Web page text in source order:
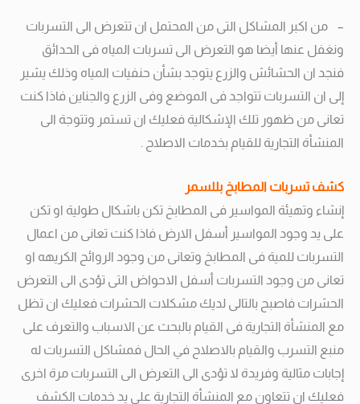
– من اكبر المشاكل التى من المحتمل ان تتعرض الى التسربات
ونغفل عنها أيضا هو التعرض الى تسربات المياه فى الحدائق
فنجد ان الحشائش والزرع يتوجد بشأن حنفيات المياه وذلك يشير
إلى ان التسربات تتواجد فى الموضع وفى الزرع والجناين فاذا كنت
تعانى من ظهور تلك الإشكالية فعليك ان تستمر وتتوجة الى
المنشأة التجارية للقيام بخدمات الاصلاح .
كشف تسربات المطابخ بللسمر
إنشاء وتهيئة المواسير فى المطابخ تكن باشكال طولية او تكن
على يد وجود المواسير أسفل الارض فاذا كنت تعانى من اعمال
التسربات للمية فى المطابخ وتعانى من وجود الروائح الكريهه او
تعانى من وجود التسربات أسفل الاحواض التى تؤدى الى التعرض
الحشرات فاصبح بالتالى لديك مشكلات الحشرات فعليك ان تظل
مع المنشأة التجارية فى القيام بالبحث عن الاسباب والتعرف على
منبع التسرب والقيام بالاصلاح في الحال فمشاكل التسربات له
إجابات مثالية وفريدة لا تؤدى الى التعرض الى التسربات مرة اخرى
فعليك ان تتعاون مع المنشأة التجارية على يد خدمات الكشف